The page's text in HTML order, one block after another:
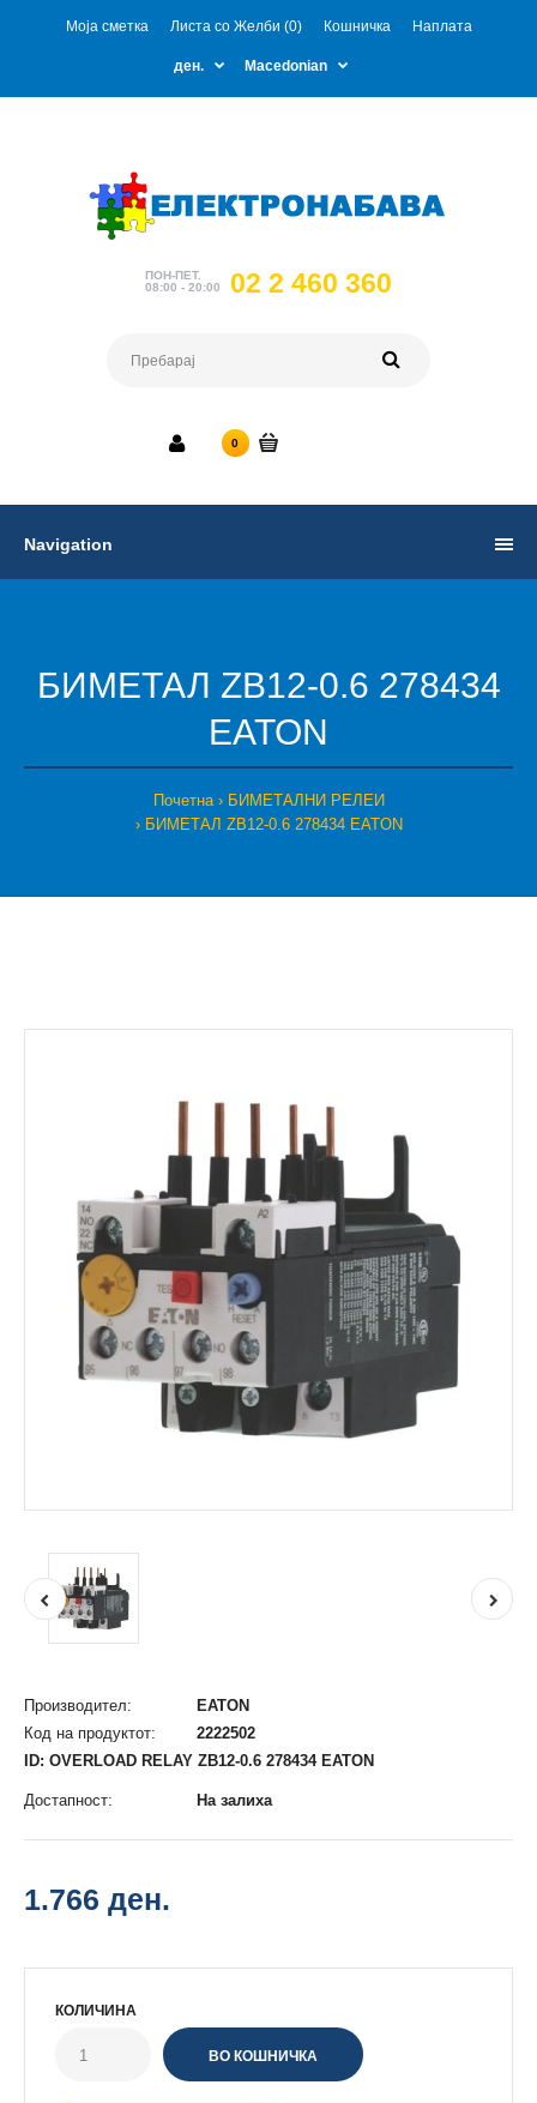
Моја сметка Листа со Желби (0) Кошничка Наплата
ден. Macedonian
ПОН-ПЕТ.
08:00 - 20:00
02 2 460 360
0
Navigation
БИМЕТАЛ ZB12-0.6 278434
EATON
Почетна
БИМЕТАЛНИ РЕЛЕИ
БИМЕТАЛ ZB12-0.6 278434 EATON
Производител:
EATON
Код на продуктот:
2222502
ID: OVERLOAD RELAY ZB12-0.6 278434 EATON
Достапност: На залиха
1.766 ден.
КОЛИЧИНА